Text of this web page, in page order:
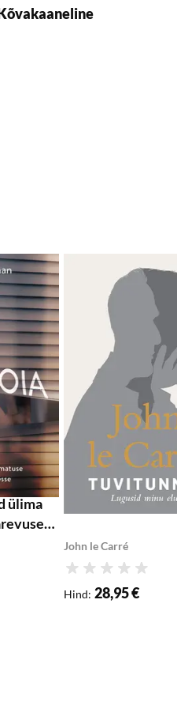
ülima
Lisa soovikorvi
Tuvitunnel
John le Carré
Hinnang
Hind: 28,95 €
Lisa ostukorvi